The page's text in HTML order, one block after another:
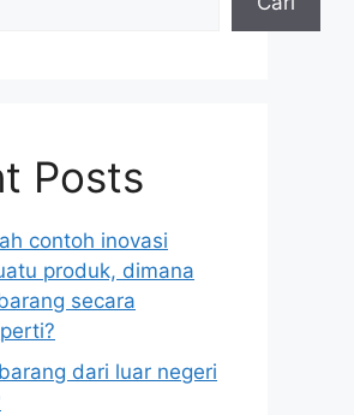
Posts
contoh inovasi
produk, dimana
secara
dari luar negeri